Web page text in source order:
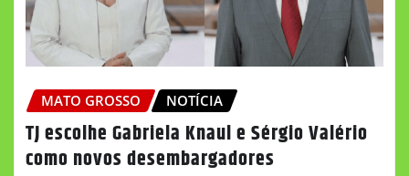
MATO GROSSO NOTÍCIA
TJ escolhe Gabriela Knaul e Sérgio Valério
como novos desembargadores